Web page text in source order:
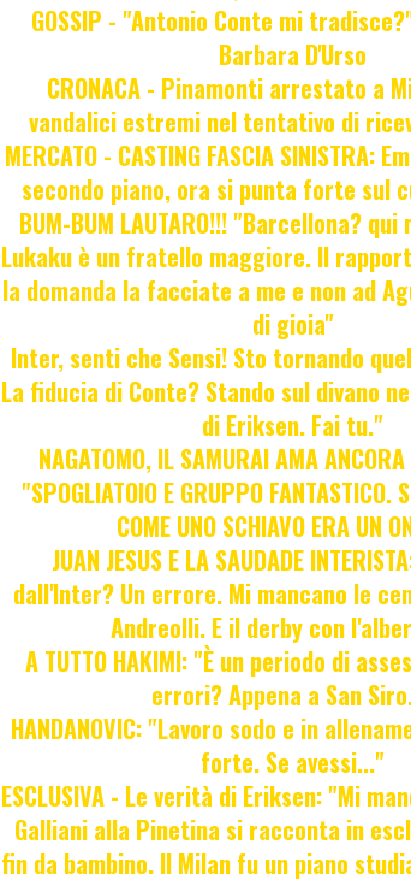
GOSSIP - "Antonio Conte mi
Barbara D'Urso
CRONACA - Pinamonti arrestato a
vandalici estremi nel tentativo di
MERCATO - CASTING FASCIA SINISTRA:
secondo piano, ora si punta forte sul
BUM-BUM LAUTARO!!! "Barcellona?
Lukaku è un fratello maggiore. Il
la domanda la facciate a me e non ad
di gioia"
Inter, senti che Sensi! Sto tornando
La fiducia di Conte? Stando sul divano
di Eriksen. Fai tu."
NAGATOMO, IL SAMURAI AMA
"SPOGLIATOIO E GRUPPO FANTASTICO.
COME UNO SCHIAVO ERA UN
JUAN JESUS E LA SAUDADE
dall'Inter? Un errore. Mi mancano le
Andreolli. E il derby con
A TUTTO HAKIMI: "È un periodo di
errori? Appena a San
HANDANOVIC: "Lavoro sodo e in
forte. Se avessi..."
ESCLUSIVA - Le verità di Eriksen: "Mi
Galliani alla Pinetina si racconta in
fin da bambino. Il Milan fu un piano